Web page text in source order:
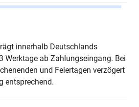
260
innerhalb Deutschlands
Werktage ab Zahlungseingang. Bei
und Feiertagen verzögert
entsprechend.